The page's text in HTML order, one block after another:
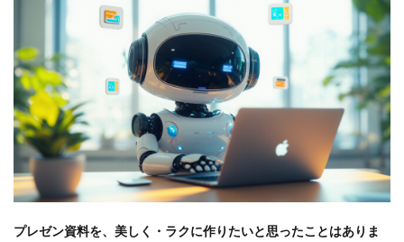
プレゼン資料を、美しく・ラクに作りたいと思ったことはありま